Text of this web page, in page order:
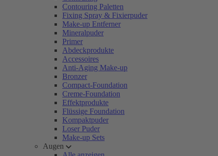
Contouring Paletten
Fixing Spray & Fixierpuder
Make-up Entferner
Mineralpuder
Primer
Abdeckprodukte
Accessoires
Anti-Aging Make-up
Bronzer
Compact-Foundation
Creme-Foundation
Effektprodukte
Flüssige Foundation
Kompaktpuder
Loser Puder
Make-up Sets
Augen